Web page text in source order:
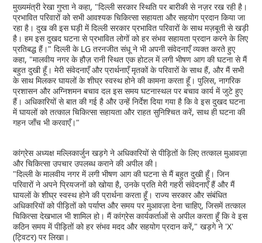
मुख्यमंत्री रेखा गुप्ता ने कहा, "दिल्ली सरकार स्थिति पर बारीकी से नज़र रख रही है।
प्रभावित परिवारों को सभी आवश्यक चिकित्सा सहायता और सहयोग प्रदान किया जा
रहा है। दुख की इस घड़ी में दिल्ली सरकार प्रभावित परिवारों के साथ मज़बूती से खड़ी
है। हम इस दुखद घटना से प्रभावित लोगों को हर संभव सहायता प्रदान करने के लिए
प्रतिबद्ध हैं।" दिल्ली के LG तरनजीत संधू ने भी अपनी संवेदनाएँ व्यक्त करते हुए
कहा, "मालवीय नगर के हौज़ रानी स्थित एक होटल में लगी भीषण आग की घटना से मैं
बहुत दुखी हूँ। मेरी संवेदनाएँ और प्रार्थनाएँ मृतकों के परिवारों के साथ हैं, और मैं सभी
के साथ मिलकर घायलों के शीघ्र स्वस्थ होने की कामना करता हूँ। पुलिस, नागरिक
प्रशासन और अग्निशमन बचाव दल इस समय घटनास्थल पर बचाव कार्य में जुटे हुए
हैं। अधिकारियों से बात की गई है और उन्हें निर्देश दिया गया है कि वे इस दुखद घटना
में घायलों को तत्काल चिकित्सा सहायता और राहत सुनिश्चित करें, साथ ही घटना की
गहन जाँच भी करवाएँ।"
कांग्रेस अध्यक्ष मल्लिकार्जुन खड़गे ने अधिकारियों से पीड़ितों के लिए तत्काल मुआवज़ा
और चिकित्सा उपचार उपलब्ध कराने की अपील की।
"दिल्ली के मालवीय नगर में लगी भीषण आग की घटना से मैं बहुत दुखी हूँ। जिन
परिवारों ने अपने प्रियजनों को खोया है, उनके प्रति मेरी गहरी संवेदनाएँ हैं और मैं
घायलों के शीघ्र स्वस्थ होने की प्रार्थना करता हूँ। राज्य सरकार और संबंधित
अधिकारियों को पीड़ितों को पर्याप्त और समय पर मुआवज़ा देना चाहिए, जिसमें तत्काल
चिकित्सा देखभाल भी शामिल हो। मैं कांग्रेस कार्यकर्ताओं से अपील करता हूँ कि वे इस
कठिन समय में पीड़ितों को हर संभव मदद और सहयोग प्रदान करें," खड़गे ने 'X'
(ट्विटर) पर लिखा।